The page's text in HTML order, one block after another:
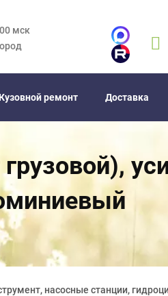
мск
Кузовной ремонт Доставка
насосные станции,